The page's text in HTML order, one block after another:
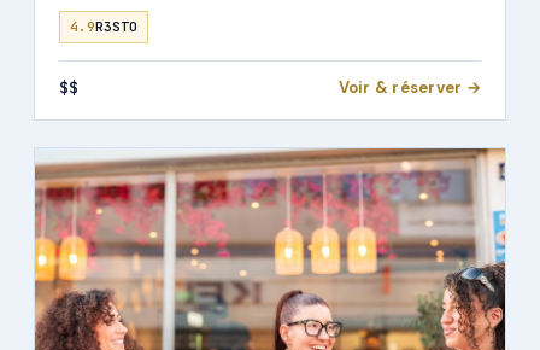
4.9R3STO
$$ Voir & réserver →